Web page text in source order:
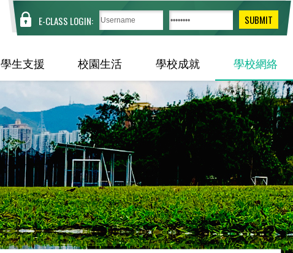
E-CLASS LOGIN:
學生支援 校園生活 學校成就 學校網絡